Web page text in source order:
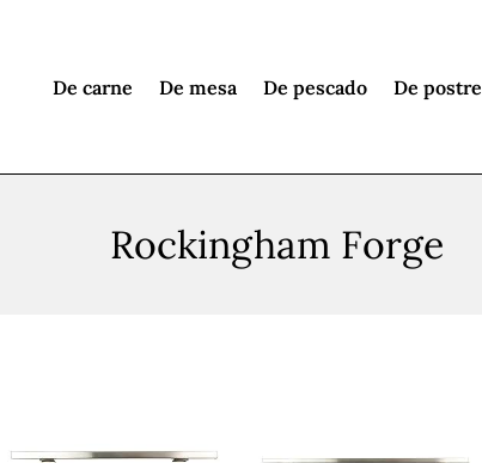
De carne De mesa De pescado De postre
Rockingham Forge